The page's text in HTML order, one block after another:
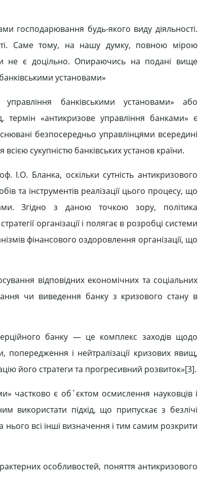
господарювання будь-якого виду діяльності.
Саме тому, на нашу думку, повною мірою
не є доцільно. Опираючись на подані вище
установами»
банківськими установами» або
термін «антикризове управління банками» є
безпосередньо управлінцями всередині
сукупністю банківських установ країни.
І.О. Бланка, оскільки сутність антикризового
та інструментів реалізації цього процесу, що
Згідно з даною точкою зору, політика
організації і полягає в розробці системи
фінансового оздоровлення організації, що
відповідних економічних та соціальних
чи виведення банку з кризового стану в
банку — це комплекс заходів щодо
попередження і нейтралізації кризових явищ,
його стратеги та прогресивний розвиток»[3].
частково є об´єктом осмислення науковців і
використати підхід, що припускає з безлічі
нього всі інші визначення і тим самим розкрити
особливостей, поняття антикризового